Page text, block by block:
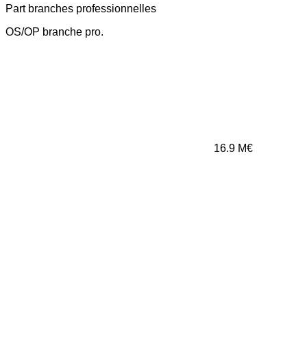
Part branches professionnelles
OS/OP branche pro.
16.9 M€